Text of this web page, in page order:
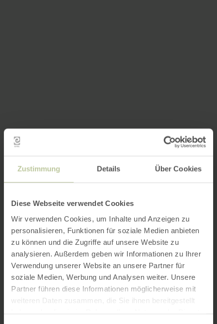
Zustimmung Details Über Cookies
Diese Webseite verwendet Cookies
Wir verwenden Cookies, um Inhalte und Anzeigen zu
personalisieren, Funktionen für soziale Medien anbieten
zu können und die Zugriffe auf unsere Website zu
analysieren. Außerdem geben wir Informationen zu Ihrer
Verwendung unserer Website an unsere Partner für
soziale Medien, Werbung und Analysen weiter. Unsere
Partner führen diese Informationen möglicherweise mit
weiteren Daten zusammen, die Sie ihnen bereitgestellt